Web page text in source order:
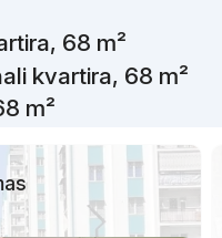
68 m²
kvartira, 68 m²
m²